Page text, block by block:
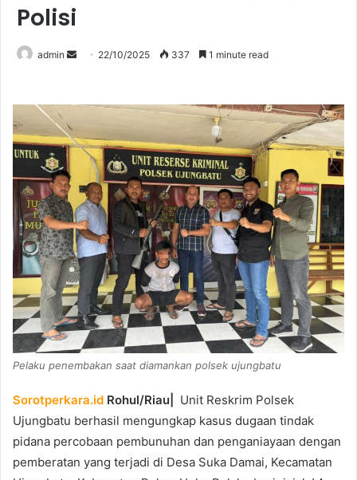
Polisi
admin
Send 22/10/2025 337 1 minute read
Pelaku penembakan saat diamankan polsek ujungbatu
Sorotperkara.id Rohul/Riau|
Unit Reskrim Polsek
Ujungbatu berhasil mengungkap kasus dugaan tindak
pidana percobaan pembunuhan dan penganiayaan dengan
pemberatan yang terjadi di Desa Suka Damai, Kecamatan